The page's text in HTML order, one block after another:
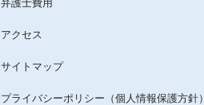
弁護士費用
アクセス
サイトマップ
プライバシーポリシー（個人情報保護方針）